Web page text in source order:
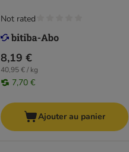
8,19 €
40,95 € / kg
7,70 €
Not rated
Ajouter au panier